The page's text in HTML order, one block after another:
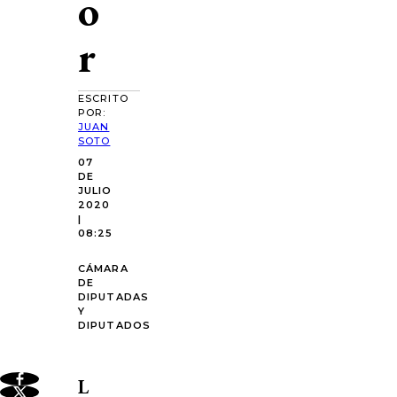
r
ESCRITO
POR:
JUAN
SOTO
07
DE
JULIO
2020
|
08:25
CÁMARA
DE
DIPUTADAS
Y
DIPUTADOS
L